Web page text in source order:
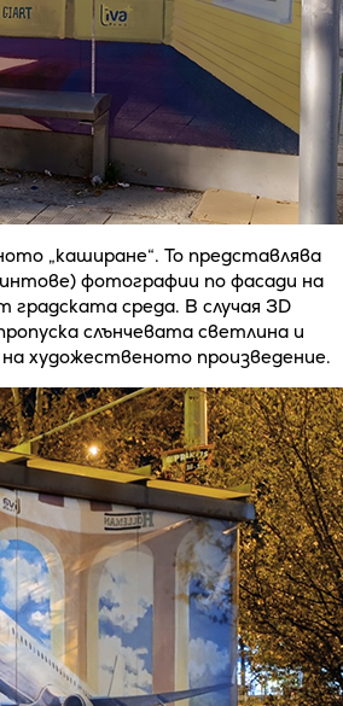
„каширане“. То представлява
фотографии по фасади на
среда. В случая 3D
слънчевата светлина и
художественото произведение.